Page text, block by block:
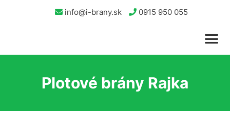
info@i-brany.sk 0915 950 055
Plotové brány Rajka